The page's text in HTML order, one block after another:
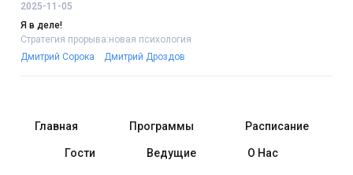
2025-11-05
Я в деле!
Стратегия прорыва:новая психология
Дмитрий Сорока
Дмитрий Дроздов
Главная Программы Расписание
Гости Ведущие О Нас